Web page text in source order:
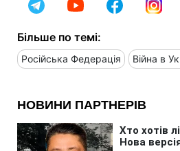
Більше по темі:
Російська Федерація Війна в